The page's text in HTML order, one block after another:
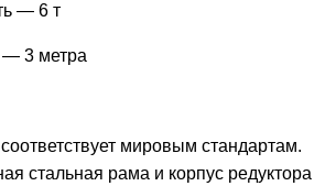
— 6 т
3 метра
мировым стандартам.
стальная рама и корпус редуктора